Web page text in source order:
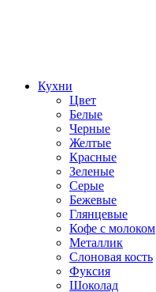
Кухни
Цвет
Белые
Черные
Желтые
Красные
Зеленые
Серые
Бежевые
Глянцевые
Кофе с молоком
Металлик
Слоновая кость
Фуксия
Шоколад